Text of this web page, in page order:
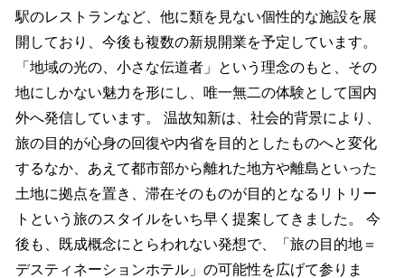
駅のレストランなど、他に類を見ない個性的な施設を展
開しており、今後も複数の新規開業を予定しています。
「地域の光の、小さな伝道者」という理念のもと、その
地にしかない魅力を形にし、唯一無二の体験として国内
外へ発信しています。 温故知新は、社会的背景により、
旅の目的が心身の回復や内省を目的としたものへと変化
するなか、あえて都市部から離れた地方や離島といった
土地に拠点を置き、滞在そのものが目的となるリトリー
トという旅のスタイルをいち早く提案してきました。 今
後も、既成概念にとらわれない発想で、「旅の目的地＝
デスティネーションホテル」の可能性を広げて参りま